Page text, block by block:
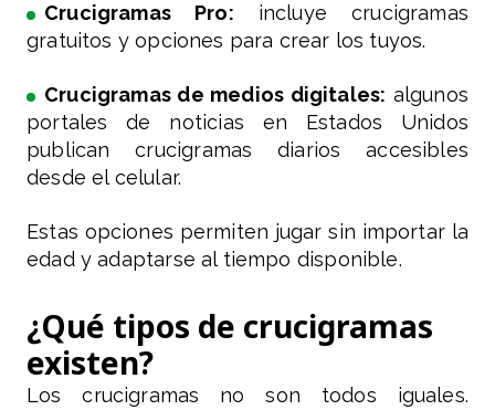
Crucigramas Pro: incluye crucigramas
gratuitos y opciones para crear los tuyos.
Crucigramas de medios digitales: algunos
portales de noticias en Estados Unidos
publican crucigramas diarios accesibles
desde el celular.
Estas opciones permiten jugar sin importar la
edad y adaptarse al tiempo disponible.
¿Qué tipos de crucigramas
existen?
Los crucigramas no son todos iguales.